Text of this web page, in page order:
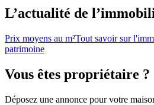
L’actualité de
Prix moyens au m²Tout savoir sur
patrimoine
Vous êtes propriétaire ?
Déposez une annonce pour votre